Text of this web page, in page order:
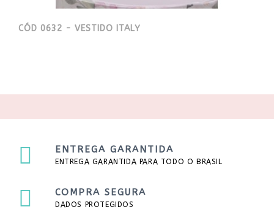
CÓD 0632 - VESTIDO ITALY
ENTREGA GARANTIDA
ENTREGA GARANTIDA PARA TODO O BRASIL
COMPRA SEGURA
DADOS PROTEGIDOS